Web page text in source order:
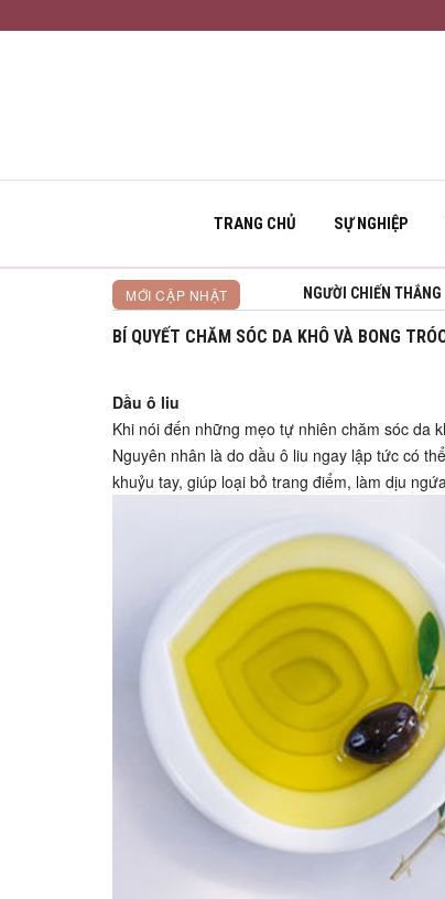
TRANG CHỦ SỰ NGHIỆP
MỚI CẬP NHẬT NGƯỜI CHIẾN THẮNG
BÍ QUYẾT CHĂM SÓC DA KHÔ VÀ BONG
Dầu ô liu
Khi nói đến những mẹo tự nhiên chăm sóc da
Nguyên nhân là do dầu ô liu ngay lập tức có
khuỷu tay, giúp loại bỏ trang điểm, làm dịu